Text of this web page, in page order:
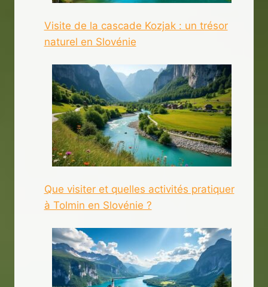
Visite de la cascade Kozjak : un trésor
naturel en Slovénie
Que visiter et quelles activités pratiquer
à Tolmin en Slovénie ?